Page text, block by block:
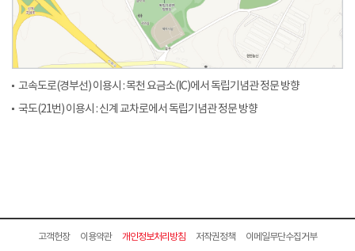
고속도로(경부선) 이용시 : 목천 요금소(IC)에서 독립기념관 정문 방향
국도(21번) 이용시 : 신계 교차로에서 독립기념관 정문 방향
고객헌장 이용약관 개인정보처리방침 저작권정책
이메일무단수집거부